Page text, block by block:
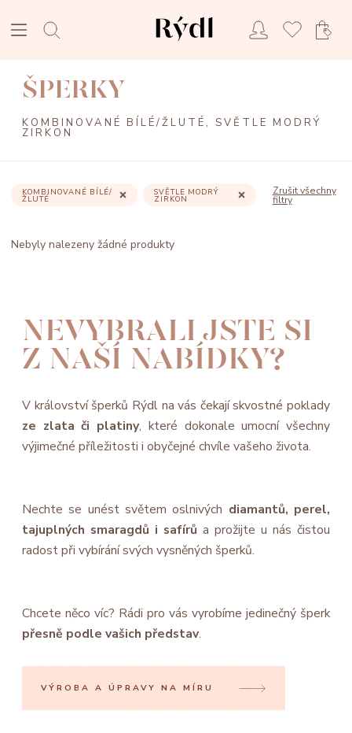
ŠPERKY
KOMBINOVANÉ BÍLÉ/ŽLUTÉ, SVĚTLE MODRÝ
ZIRKON
Zrušit všechny
filtry
KOMBINOVANÉ BÍLÉ/
ŽLUTÉ
SVĚTLE MODRÝ
ZIRKON
Nebyly nalezeny žádné produkty
NEVYBRALI JSTE SI
Z NAŠÍ NABÍDKY?
V království šperků Rýdl na vás čekají skvostné poklady
ze zlata či platiny, které dokonale umocní všechny
výjimečné příležitosti i obyčejné chvíle vašeho života.
Nechte se unést světem oslnivých diamantů, perel,
tajuplných smaragdů i safírů a prožijte u nás čistou
radost při vybírání svých vysněných šperků.
Chcete něco víc? Rádi pro vás vyrobíme jedinečný šperk
přesně podle vašich představ.
VÝROBA A ÚPRAVY NA MÍRU